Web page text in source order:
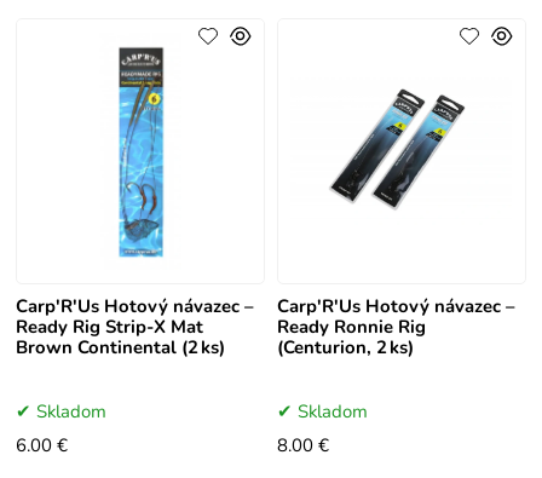
Carp'R'Us Hotový návazec –
Ready Rig Strip-X Mat
Brown Continental (2 ks)
Skladom
6.00 €
Carp'R'Us Hotový návazec –
Ready Ronnie Rig
(Centurion, 2 ks)
Skladom
8.00 €